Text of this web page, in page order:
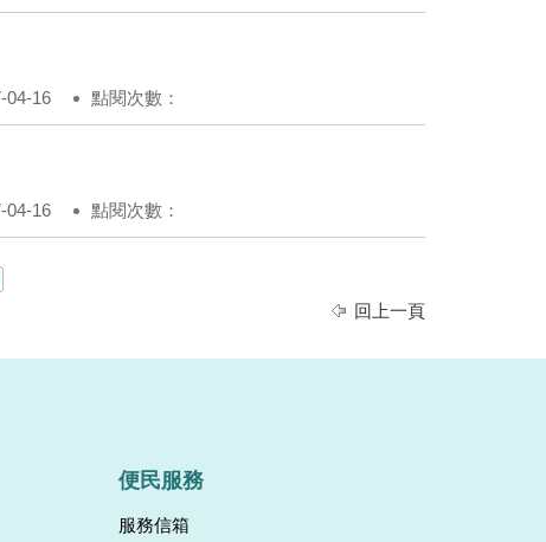
04-16 點閱次數：
04-16 點閱次數：
回上一頁
便民服務
服務信箱